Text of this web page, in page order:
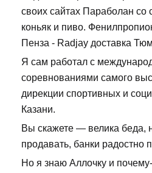
своих сайтах Параболан со
коньяк и пиво.
Пенза - Radjay доставка
Я сам работал с
соревнованиями самого
дирекции спортивных и
Казани.
Вы скажете — велика беда,
продавать, банки радостно
Но я знаю Аллочку и